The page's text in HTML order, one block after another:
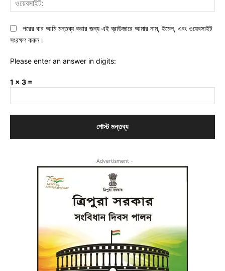
পরের বার আমি মন্তব্য করার জন্য এই ব্রাউজারে আমার নাম, ইমেল, এবং ওয়েবসাইট
সংরক্ষণ করুন।
Please enter an answer in digits:
1 × 3 =
- Advertisment -